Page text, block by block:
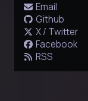
Email
Github
X / Twitter
Facebook
RSS